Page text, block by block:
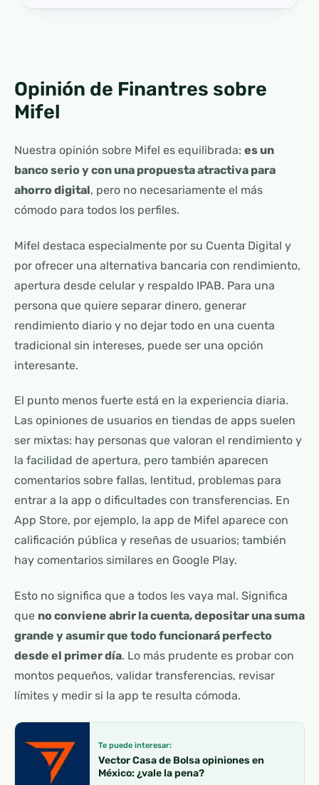
Opinión de Finantres sobre
Mifel
Nuestra opinión sobre Mifel es equilibrada: es un
banco serio y con una propuesta atractiva para
ahorro digital, pero no necesariamente el más
cómodo para todos los perfiles.
Mifel destaca especialmente por su Cuenta Digital y
por ofrecer una alternativa bancaria con rendimiento,
apertura desde celular y respaldo IPAB. Para una
persona que quiere separar dinero, generar
rendimiento diario y no dejar todo en una cuenta
tradicional sin intereses, puede ser una opción
interesante.
El punto menos fuerte está en la experiencia diaria.
Las opiniones de usuarios en tiendas de apps suelen
ser mixtas: hay personas que valoran el rendimiento y
la facilidad de apertura, pero también aparecen
comentarios sobre fallas, lentitud, problemas para
entrar a la app o dificultades con transferencias. En
App Store, por ejemplo, la app de Mifel aparece con
calificación pública y reseñas de usuarios; también
hay comentarios similares en Google Play.
Esto no significa que a todos les vaya mal. Significa
que no conviene abrir la cuenta, depositar una suma
grande y asumir que todo funcionará perfecto
desde el primer día. Lo más prudente es probar con
montos pequeños, validar transferencias, revisar
límites y medir si la app te resulta cómoda.
Te puede interesar:
Vector Casa de Bolsa opiniones en
México: ¿vale la pena?